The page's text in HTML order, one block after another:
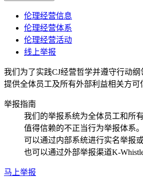
伦理经营信息
伦理经营体系
伦理经营活动
线上举报
我们为了实践CJ经营哲学并遵守行动纲
提供全体员工及所有外部利益相关方可
举报指南
我们的举报系统为全体员工和所
值得信赖的不正当行为举报体系。
可以通过内部系统进行实名举报
也可以通过外部举报渠道K-
马上举报